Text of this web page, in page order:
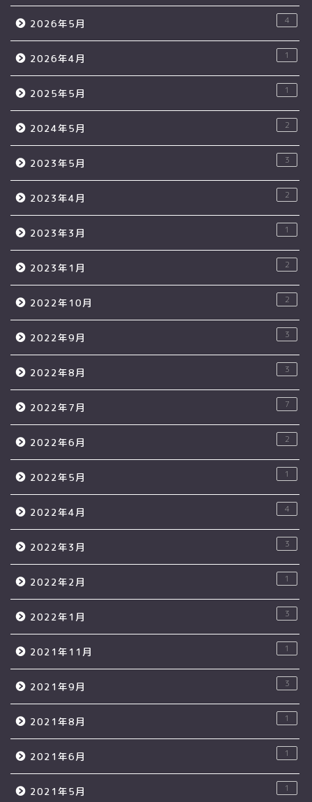
2026年5月 4
2026年4月 1
2025年5月 1
2024年5月 2
2023年5月 3
2023年4月 2
2023年3月 1
2023年1月 2
2022年10月 2
2022年9月 3
2022年8月 3
2022年7月 7
2022年6月 2
2022年5月 1
2022年4月 4
2022年3月 3
2022年2月 1
2022年1月 3
2021年11月 1
2021年9月 3
2021年8月 1
2021年6月 1
2021年5月 1